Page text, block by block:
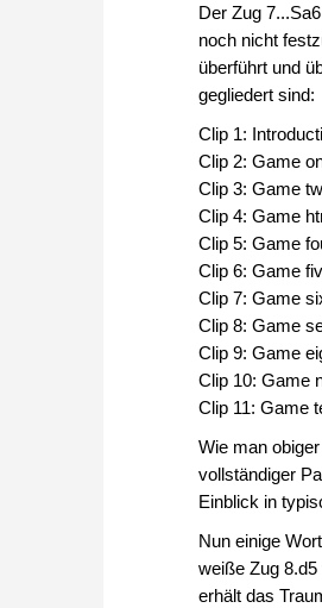
Der Zug
noch nicht
überführt und
gegliedert sind:
Clip 1:
Clip 2: Game
Clip 3: Game
Clip 4: Game
Clip 5: Game
Clip 6: Game
Clip 7: Game
Clip 8: Game
Clip 9: Game
Clip 10: Game
Clip 11: Game
Wie man
vollständiger
Einblick in
Nun einige
weiße Zug
erhält das